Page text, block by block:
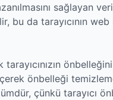
sağlayan
da tarayıcının web
önbelleği
çünkü tarayıcı